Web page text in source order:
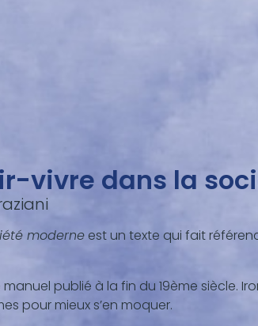
vivre dans la
moderne est un texte qui fait
publié à la fin du 19ème siècle.
pour mieux s’en moquer.